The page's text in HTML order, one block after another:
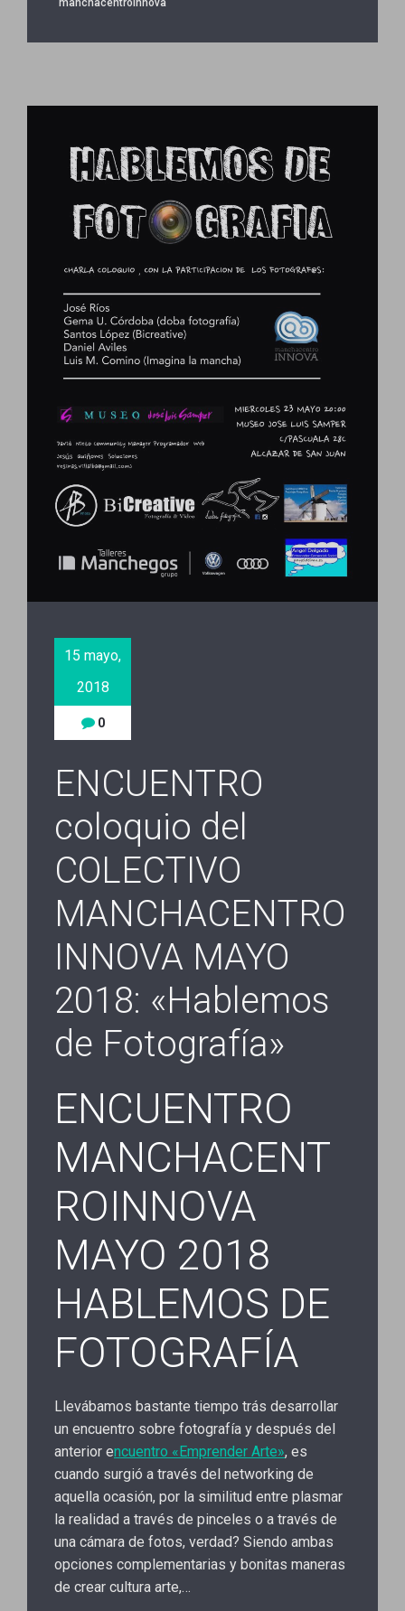
manchacentroinnova
15 mayo,
2018
0
ENCUENTRO
coloquio del
COLECTIVO
MANCHACENTRO
INNOVA MAYO
2018: «Hablemos
de Fotografía»
ENCUENTRO
MANCHACENT
ROINNOVA
MAYO 2018
HABLEMOS DE
FOTOGRAFÍA
Llevábamos bastante tiempo trás desarrollar
un encuentro sobre fotografía y después del
anterior encuentro «Emprender Arte», es
cuando surgió a través del networking de
aquella ocasión, por la similitud entre plasmar
la realidad a través de pinceles o a través de
una cámara de fotos, verdad? Siendo ambas
opciones complementarias y bonitas maneras
de crear cultura arte,…